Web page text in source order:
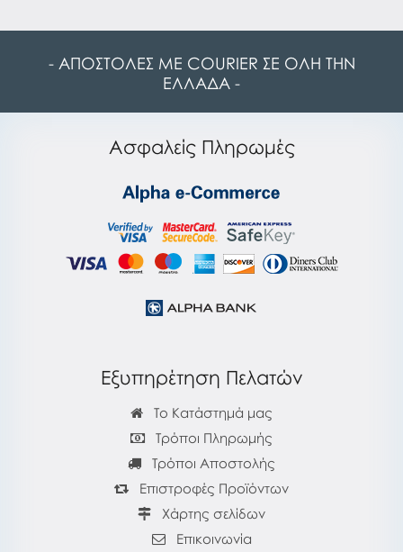
- ΑΠΟΣΤΟΛΕΣ ΜΕ COURIER ΣΕ ΟΛΗ ΤΗΝ
ΕΛΛΑΔΑ -
Ασφαλείς Πληρωμές
Εξυπηρέτηση Πελατών
Το Κατάστημά μας
Τρόποι Πληρωμής
Τρόποι Αποστολής
Επιστροφές Προϊόντων
Χάρτης σελίδων
Επικοινωνία